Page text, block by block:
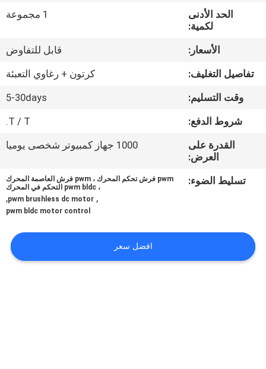
في
المعمل
ضبط
الجودة
اتصل
أخبار
الحد الأدنى
لكمية:
1 مجموعة
الأسعار:
قابل للتفاوض
تفاصيل التغليف:
كرتون + رغاوي التعبئة
وقت التسليم:
5-30days
شروط الدفع:
T / T.
القدرة على
العرض:
1000 جهاز كمبيوتر شخصى يوميا
تسليط الضوء:
pwm فرش تحكم المحرك ، pwm فرش العاصمة المحرك
، pwm bldc التحكم في المحرك
,
pwm brushless dc motor
,
pwm bldc motor control
افضل سعر